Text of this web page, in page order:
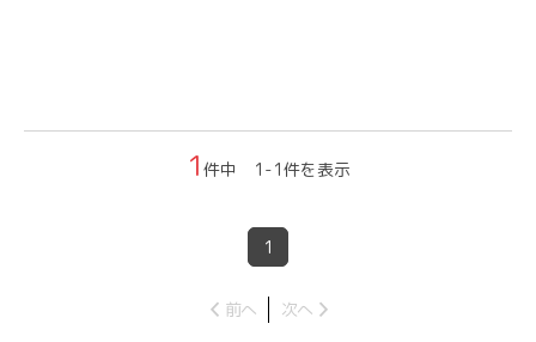
1 件中 1-1件を表示
1
前へ 次へ